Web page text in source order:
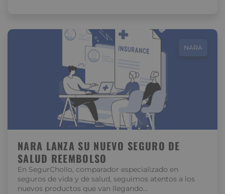
NARA
NARA LANZA SU NUEVO SEGURO DE
SALUD REEMBOLSO
En SegurChollo, comparador especializado en
seguros de vida y de salud, seguimos atentos a los
nuevos productos que van llegando…